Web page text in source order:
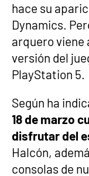
hace su
Dynamics.
arquero viene
versión del
PlayStation 5.
Según ha
18 de marzo
disfrutar del
Halcón,
consolas de